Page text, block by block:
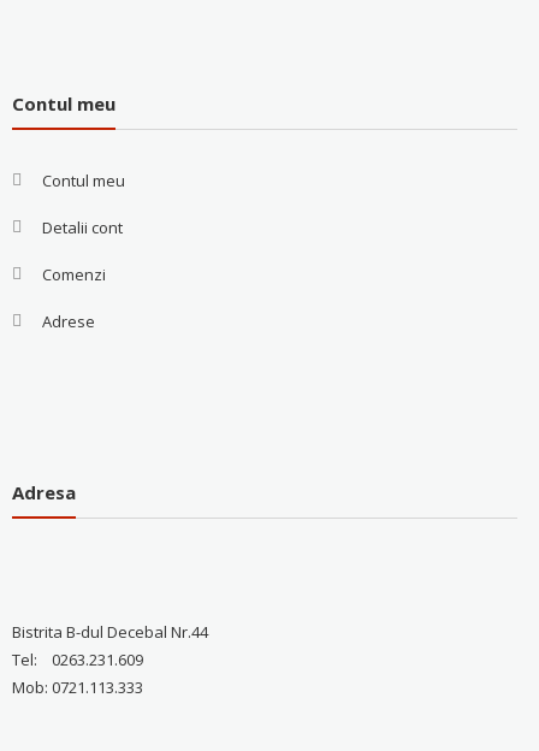
Contul meu
Contul meu
Detalii cont
Comenzi
Adrese
Adresa
Bistrita B-dul Decebal Nr.44
Tel: 0263.231.609
Mob: 0721.113.333